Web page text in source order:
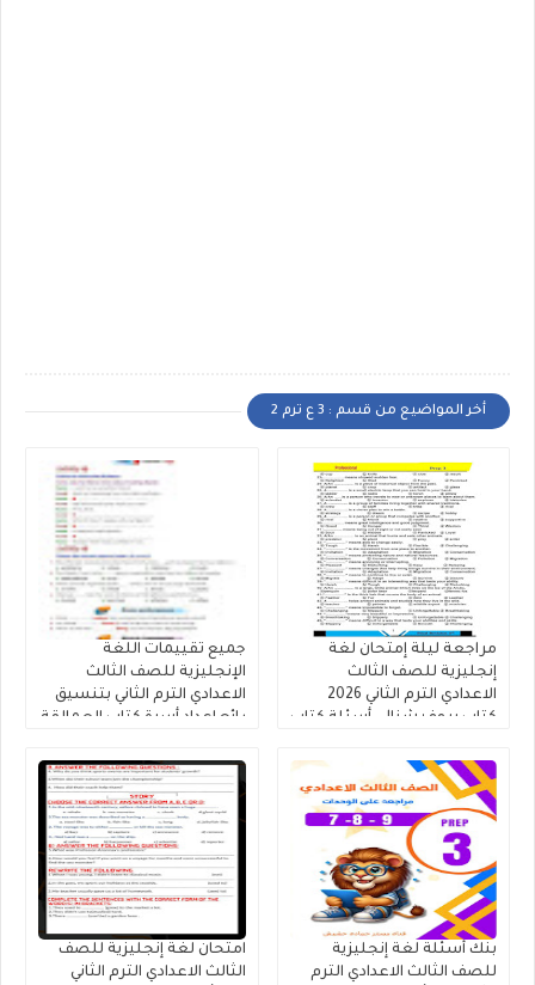
أخر المواضيع من قسم : 3 ع ترم 2
مراجعة ليلة إمتحان لغة
إنجليزية للصف الثالث
الاعدادي الترم الثاني 2026
كتاب بروفيشنال، أسئلة كتاب
التقييمات واهم الموضوعات
جميع تقييمات اللغة
الإنجليزية للصف الثالث
الاعدادي الترم الثاني بتنسيق
رائع إعداد أسرة كتاب العمالقة
بنك أسئلة لغة إنجليزية
للصف الثالث الاعدادي الترم
امتحان لغة إنجليزية للصف
الثالث الاعدادي الترم الثاني